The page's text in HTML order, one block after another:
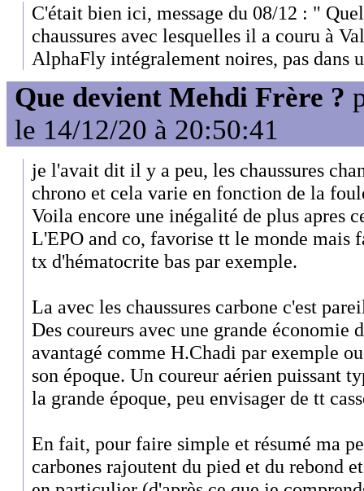
C'était bien ici, message du 08/12 : "
chaussures avec lesquelles il a couru à
AlphaFly intégralement noires, pas dans
Que devient Mehdi Frère ?
le 14/12/20 à 20:50:41
je l'avait dit il y a peu, les chaussures
chrono et cela varie en fonction de la
Voila encore une inégalité de plus apres
L'EPO and co, favorise tt le monde mais
tx d'hématocrite bas par exemple.
La avec les chaussures carbone c'est
Des coureurs avec une grande économie
avantagé comme H.Chadi par exemple
son époque. Un coureur aérien puissant
la grande époque, peu envisager de tt
En fait, pour faire simple et résumé ma
carbones rajoutent du pied et du rebond